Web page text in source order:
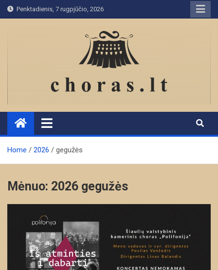
Skip
to
Penktadienis, 7 rugpjūčio, 2026
Home 2026 gegužės
Mėnuo: 2026 gegužės